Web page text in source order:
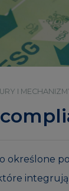
I
określone